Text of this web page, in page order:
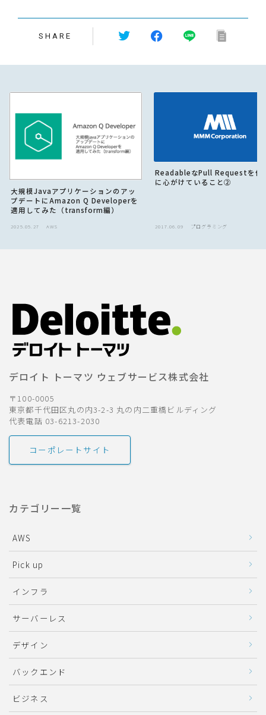
SHARE
大規模Javaアプリケーションのアッ
プデートにAmazon Q Developerを
適用してみた（transform編）
2025.05.27 AWS
ReadableなPull Requestを作
に心がけていること②
2017.06.09 プログラミング
デロイト トーマツ ウェブサービス株式会社
〒100-0005
東京都千代田区丸の内3-2-3 丸の内二重橋ビルディング
代表電話 03-6213-2030
コーポレートサイト
カテゴリー一覧
AWS
Pick up
インフラ
サーバーレス
デザイン
バックエンド
ビジネス